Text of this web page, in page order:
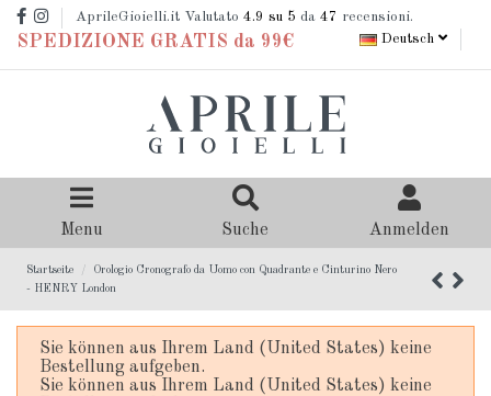
AprileGioielli.it Valutato 4.9 su 5 da 47 recensioni.
SPEDIZIONE GRATIS da 99€ Deutsch
Menu Suche Anmelden
Startseite
Orologio Cronografo da Uomo con Quadrante e Cinturino Nero
- HENRY London
Sie können aus Ihrem Land (United States) keine
Bestellung aufgeben.
Sie können aus Ihrem Land (United States) keine